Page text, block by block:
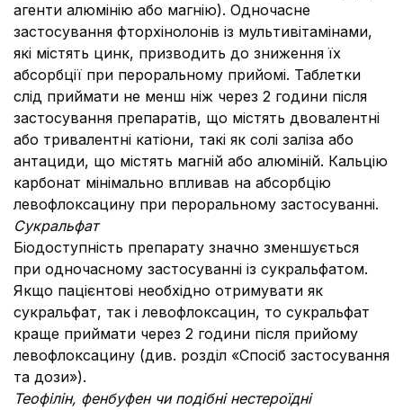
агенти алюмінію або магнію). Одночасне
застосування фторхінолонів із мультивітамінами,
які містять цинк, призводить до зниження їх
абсорбції при пероральному прийомі. Таблетки
слід приймати не менш ніж через 2 години після
застосування препаратів, що містять двовалентні
або тривалентні катіони, такі як солі заліза або
антациди, що містять магній або алюміній. Кальцію
карбонат мінімально впливав на абсорбцію
левофлоксацину при пероральному застосуванні.
Сукральфат
Біодоступність препарату значно зменшується
при одночасному застосуванні із сукральфатом.
Якщо пацієнтові необхідно отримувати як
сукральфат, так і левофлоксацин, то сукральфат
краще приймати через 2 години після прийому
левофлоксацину (див. розділ «Спосіб застосування
та дози»).
Теофілін, фенбуфен чи подібні нестероїдні